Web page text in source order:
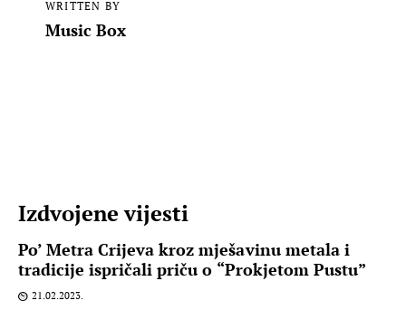
WRITTEN BY
Music Box
Izdvojene vijesti
Po’ Metra Crijeva kroz mješavinu metala i
tradicije ispričali priču o “Prokjetom Pustu”
21.02.2023.